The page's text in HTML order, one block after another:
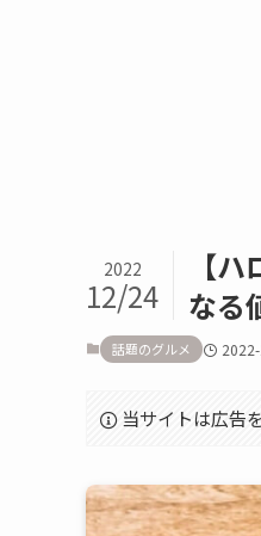
【
なる
2022
12/24
話題のグルメ
当サイトは広告